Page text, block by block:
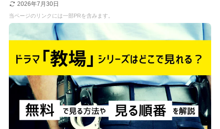
2026年7月30日
当ページのリンクには一部PRを含みます。